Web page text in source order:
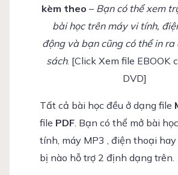
kèm theo – Bạn có thể xem
bài học trên máy vi tính,
động và bạn cũng có thể in ra
sách. [Click Xem file EBOOK
DVD]
Tất cả bài học đều ở dạng file
file PDF. Bạn có thể mở bài
tính, máy MP3 , điện thoại
bị nào hỗ trợ 2 định dạng trên.